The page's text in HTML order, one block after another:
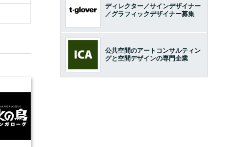
ディレクター／サインデザイナー
／グラフィックデザイナー募集
公共空間のアートコンサルティン
グと空間デザインの専門企業